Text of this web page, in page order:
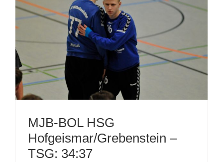
MJB-BOL HSG
Hofgeismar/Grebenstein –
TSG: 34:37